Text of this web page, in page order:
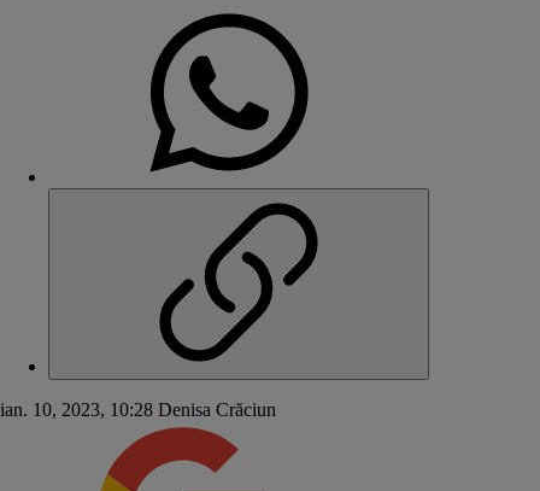
ian. 10, 2023, 10:28 Denisa Crăciun